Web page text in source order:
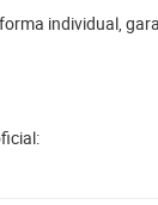
individual,